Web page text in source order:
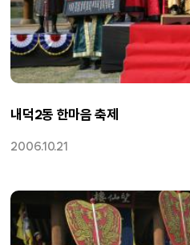
내덕2동 한마음 축제
2006.10.21